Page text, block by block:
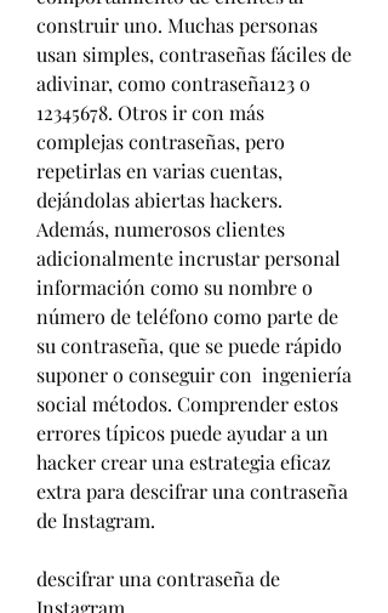
construir uno. Muchas personas
usan simples, contraseñas fáciles de
adivinar, como contraseña123 o
12345678. Otros ir con más
complejas contraseñas, pero
repetirlas en varias cuentas,
dejándolas abiertas hackers.
Además, numerosos clientes
adicionalmente incrustar personal
información como su nombre o
número de teléfono como parte de
su contraseña, que se puede rápido
suponer o conseguir con  ingeniería
social métodos. Comprender estos
errores típicos puede ayudar a un
hacker crear una estrategia eficaz
extra para descifrar una contraseña
de Instagram.
descifrar una contraseña de
Instagram.